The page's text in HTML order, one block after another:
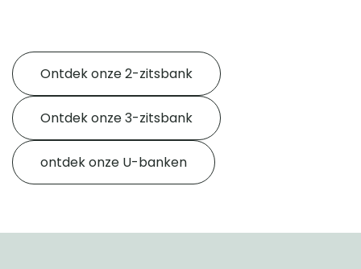
Ontdek onze 2-zitsbank
Ontdek onze 3-zitsbank
ontdek onze U-banken